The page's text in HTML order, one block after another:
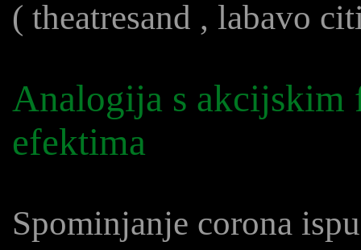
( theatresand , labavo
Analogija s
efektima
Spominjanje corona